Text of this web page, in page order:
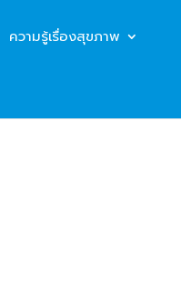
ความรู้เรื่องสุขภาพ